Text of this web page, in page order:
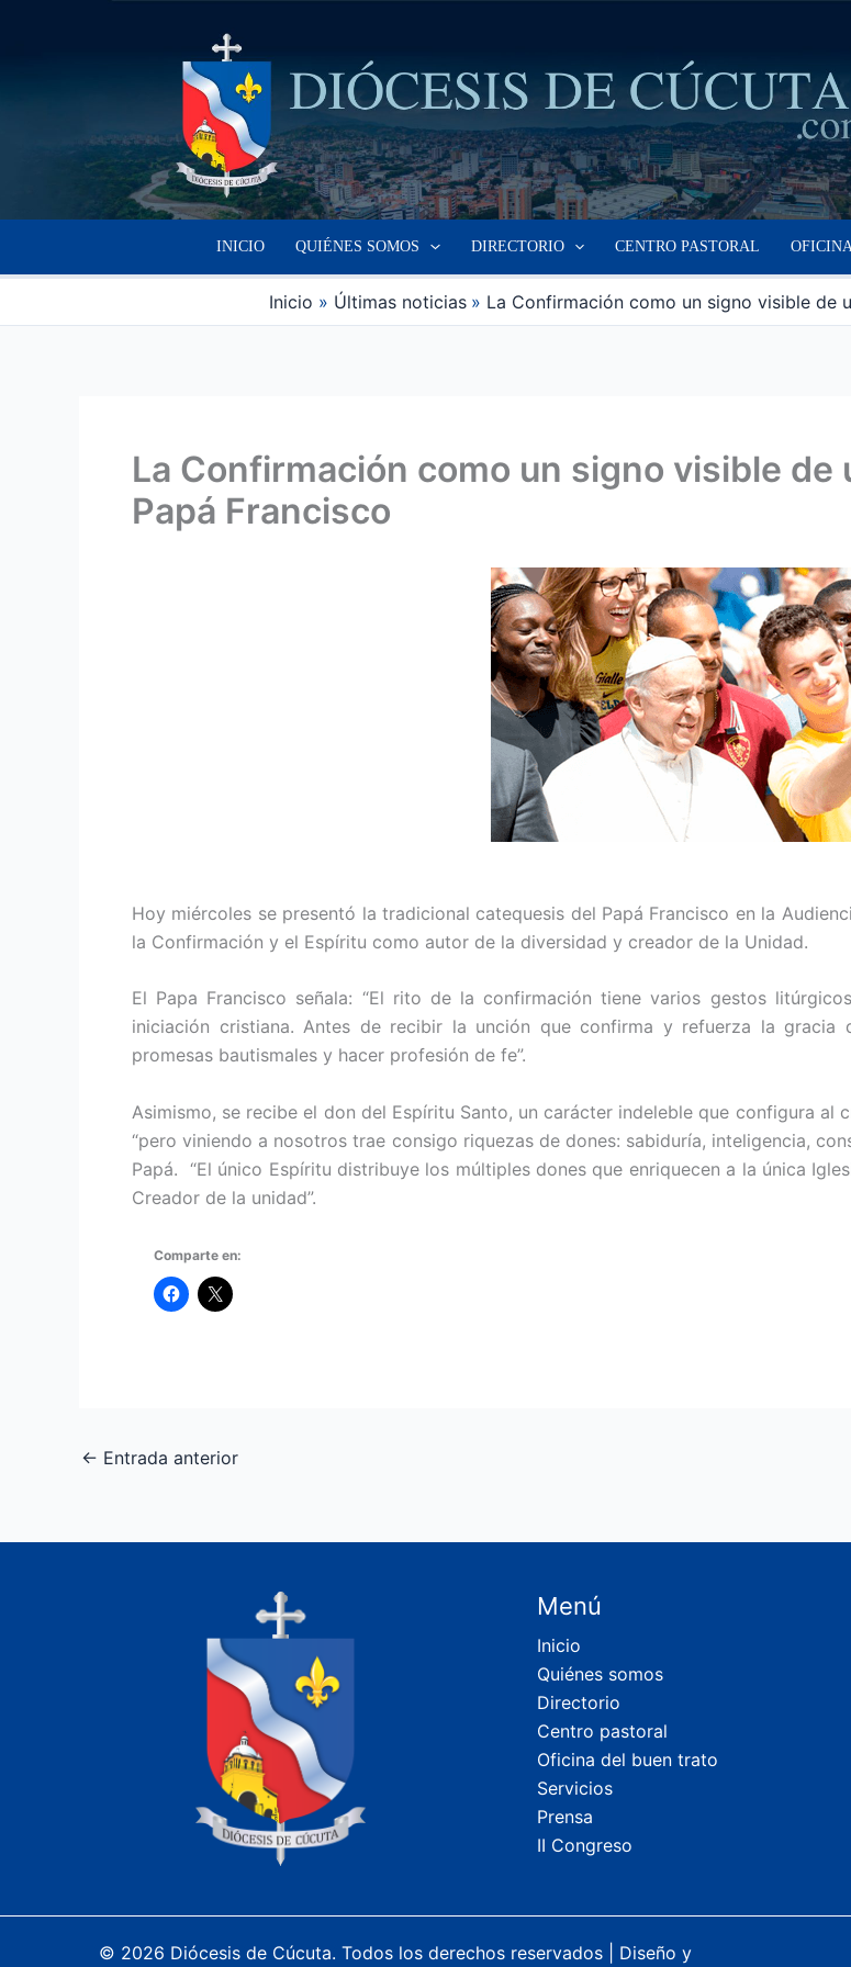
INICIO QUIÉNES SOMOS DIRECTORIO CENTRO PASTORAL
Inicio Últimas noticias La Confirmación como un signo visible de
La Confirmación como un signo visible
Papá Francisco
Hoy miércoles se presentó la tradicional catequesis del Papá Francisco en la
la Confirmación y el Espíritu como autor de la diversidad y creador de la Unidad.
El Papa Francisco señala: “El rito de la confirmación tiene varios gestos
iniciación cristiana. Antes de recibir la unción que confirma y refuerza la gracia
promesas bautismales y hacer profesión de fe”.
Asimismo, se recibe el don del Espíritu Santo, un carácter indeleble que configura al
“pero viniendo a nosotros trae consigo riquezas de dones: sabiduría, inteligencia,
Papá. “El único Espíritu distribuye los múltiples dones que enriquecen a la única
Creador de la unidad”.
Comparte en:
← Entrada anterior
Menú
Inicio
Quiénes somos
Directorio
Centro pastoral
Oficina del buen trato
Servicios
Prensa
II Congreso
© 2026 Diócesis de Cúcuta. Todos los derechos reservados | Diseño y